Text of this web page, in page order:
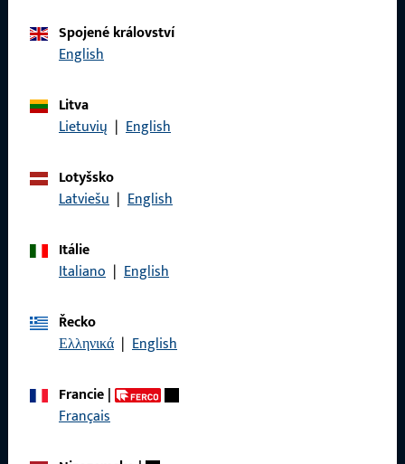
Kontaktujte nás
Spojené království
English
Litva
Lietuvių | English
Lotyšsko
Latviešu | English
Itálie
Italiano | English
Řecko
Ελληνικά | English
Francie|
Français
Ochrana osobních údajů